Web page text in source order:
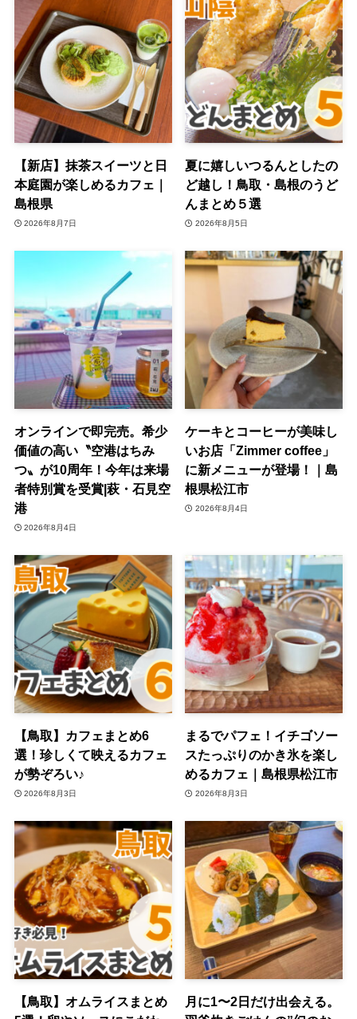
【新店】抹茶スイーツと日
本庭園が楽しめるカフェ｜
島根県
2026年8月7日
夏に嬉しいつるんとしたの
ど越し！鳥取・島根のうど
んまとめ５選
2026年8月5日
オンラインで即完売。希少
価値の高い〝空港はちみ
つ〟が10周年！今年は来場
者特別賞を受賞|萩・石見空
港
2026年8月4日
ケーキとコーヒーが美味し
いお店「Zimmer coffee」
に新メニューが登場！｜島
根県松江市
2026年8月4日
【鳥取】カフェまとめ6
選！珍しくて映えるカフェ
が勢ぞろい♪
2026年8月3日
まるでパフェ！イチゴソー
スたっぷりのかき氷を楽し
めるカフェ｜島根県松江市
2026年8月3日
【鳥取】オムライスまとめ
月に1〜2日だけ出会える。